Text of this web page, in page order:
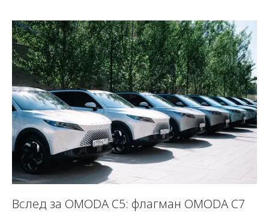
Вслед за OMODA C5: флагман OMODA C7